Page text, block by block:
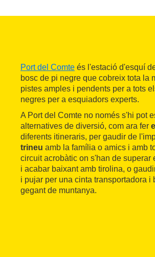
Port del Comte és l'estació d'esquí
bosc de pi negre que cobreix tota la
pistes amples i pendents per a tots
negres per a esquiadors experts.
A Port del Comte no només s'hi pot
alternatives de diversió, com ara fer
diferents itineraris, per gaudir de
trineu amb la família o amics i amb
circuit acrobàtic on s'han de
i acabar baixant amb tirolina, o
i pujar per una cinta transportadora
gegant de muntanya.